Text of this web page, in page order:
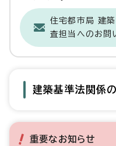
住宅都市局 建
査担当へのお問
建築基準法関係の
重要なお知らせ